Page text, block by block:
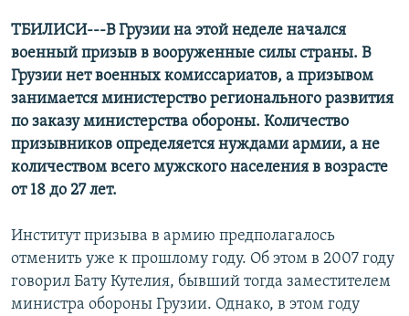
ТБИЛИСИ---В Грузии на этой неделе начался
военный призыв в вооруженные силы страны. В
Грузии нет военных комиссариатов, а призывом
занимается министерство регионального развития
по заказу министерства обороны. Количество
призывников определяется нуждами армии, а не
количеством всего мужского населения в возрасте
от 18 до 27 лет.
Институт призыва в армию предполагалось
отменить уже к прошлому году. Об этом в 2007 году
говорил Бату Кутелия, бывший тогда заместителем
министра обороны Грузии. Однако, в этом году